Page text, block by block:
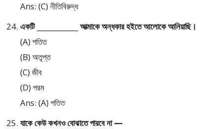
Ans: (C) নীতিবিরুদ্ধ
একটি ____________ আত্মাকে অন্ধকার হইতে আলোকে আনিয়াছি।
(A) পতিত
(B) অতৃপ্ত
(C) জীব
(D) পরম
Ans: (A) পতিত
যাকে কেউ কখনও বোঝাতে পারবে না —